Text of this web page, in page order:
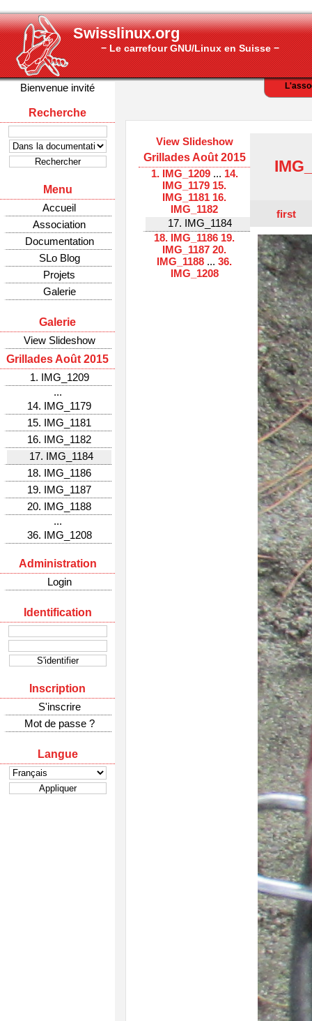
Swisslinux.org
− Le carrefour GNU/Linux en Suisse −
Bienvenue invité
Recherche
Menu
Accueil
Association
Documentation
SLo Blog
Projets
Galerie
Galerie
View Slideshow
Grillades Août 2015
1. IMG_1209
...
14. IMG_1179
15. IMG_1181
16. IMG_1182
17. IMG_1184
18. IMG_1186
19. IMG_1187
20. IMG_1188
...
36. IMG_1208
Administration
Login
Identification
Inscription
S'inscrire
Mot de passe ?
Langue
View Slideshow
Grillades Août 2015
1. IMG_1209 ... 14.
IMG_1179 15.
IMG_1181 16.
IMG_1182
17. IMG_1184
18. IMG_1186 19.
IMG_1187 20.
IMG_1188 ... 36.
IMG_1208
first